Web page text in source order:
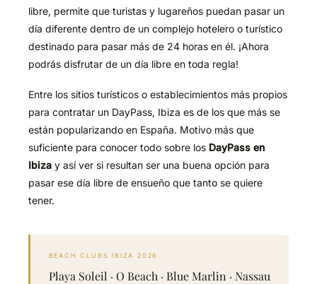
libre, permite que turistas y lugareños puedan pasar un
día diferente dentro de un complejo hotelero o turístico
destinado para pasar más de 24 horas en él. ¡Ahora
podrás disfrutar de un día libre en toda regla!
Entre los sitios turísticos o establecimientos más propios
para contratar un DayPass, Ibiza es de los que más se
están popularizando en España. Motivo más que
suficiente para conocer todo sobre los DayPass en
Ibizay así ver si resultan ser una buena opción para
pasar ese día libre de ensueño que tanto se quiere
tener.
BEACH CLUBS IBIZA 2026
Playa Soleil · O Beach · Blue Marlin · Nassau